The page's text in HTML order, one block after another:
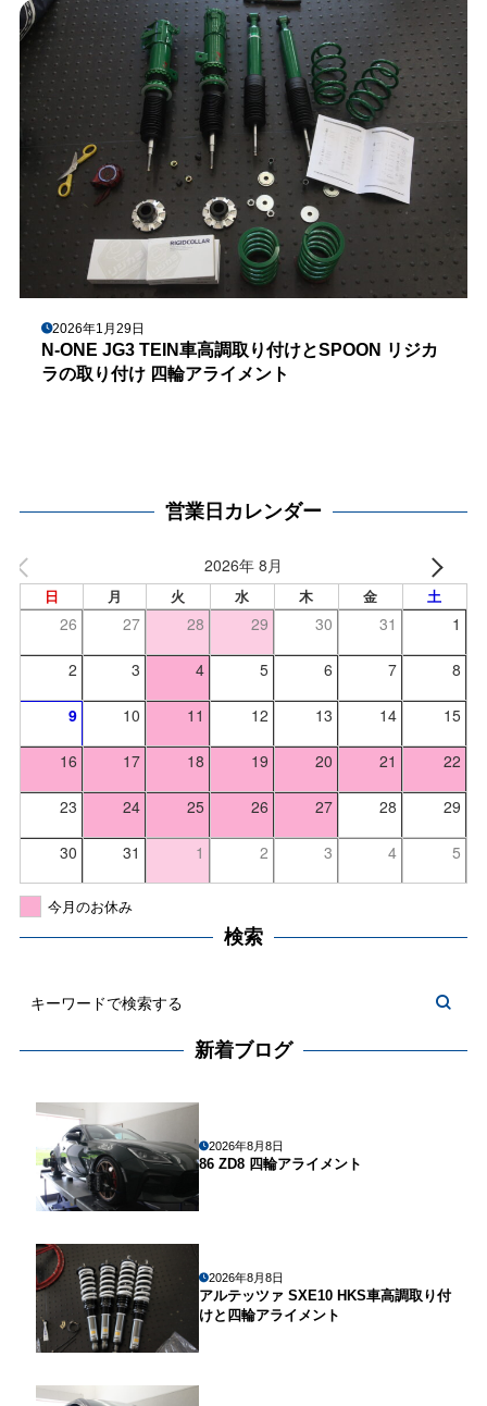
2026年1月29日
N-ONE JG3 TEIN車高調取り付けとSPOON リジカ
ラの取り付け 四輪アライメント
営業日カレンダー
2026年 8月
日 月 火 水 木 金 土
26 27 28 29 30 31 1
2 3 4 5 6 7 8
9 10 11 12 13 14 15
16 17 18 19 20 21 22
23 24 25 26 27 28 29
30 31 1 2 3 4 5
今月のお休み
検索
新着ブログ
2026年8月8日
86 ZD8 四輪アライメント
2026年8月8日
アルテッツァ SXE10 HKS車高調取り付
けと四輪アライメント